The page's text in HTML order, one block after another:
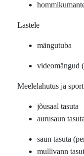
Lastele
mängutuba
videomängud
Meelelahutus ja sport
jõusaal tasuta
aurusaun tasuta
saun tasuta
mullivann